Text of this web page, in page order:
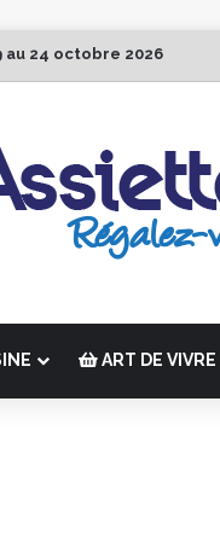
au 24 octobre 2026
ART DE VIVRE